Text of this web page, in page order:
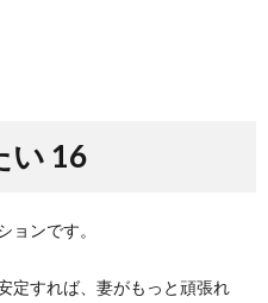
い 16
ョンです。
定すれば、妻がもっと頑張れ